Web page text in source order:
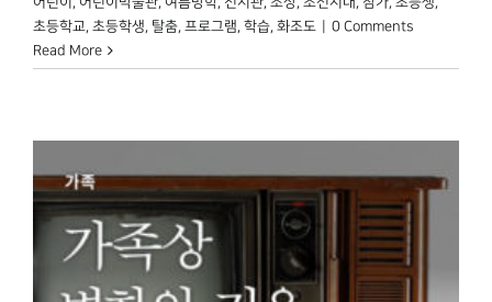
초등학교, 초등학생, 탈춤, 프로그램, 학습, 화조도
0 Comments
Read More